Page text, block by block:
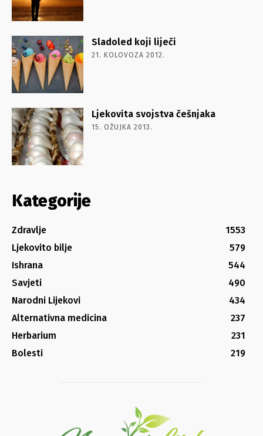
Sladoled koji liječi
21. KOLOVOZA 2012.
Ljekovita svojstva češnjaka
15. OŽUJKA 2013.
Kategorije
Zdravlje
1553
Ljekovito bilje
579
Ishrana
544
Savjeti
490
Narodni Lijekovi
434
Alternativna medicina
237
Herbarium
231
Bolesti
219